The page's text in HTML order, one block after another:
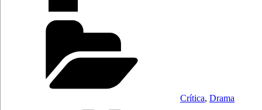
Crítica, Drama